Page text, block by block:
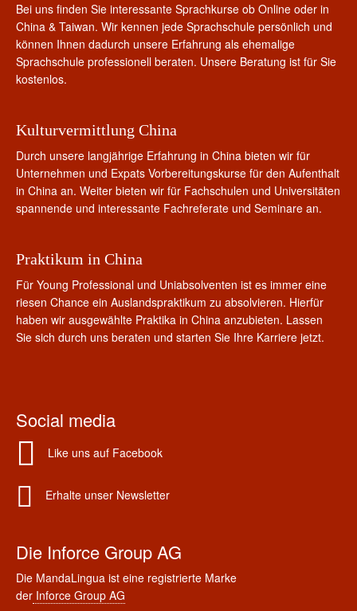
Bei uns finden Sie interessante Sprachkurse ob Online oder in
China & Taiwan. Wir kennen jede Sprachschule persönlich und
können Ihnen dadurch unsere Erfahrung als ehemalige
Sprachschule professionell beraten. Unsere Beratung ist für Sie
kostenlos.
Kulturvermittlung China
Durch unsere langjährige Erfahrung in China bieten wir für
Unternehmen und Expats Vorbereitungskurse für den Aufenthalt
in China an. Weiter bieten wir für Fachschulen und Universitäten
spannende und interessante Fachreferate und Seminare an.
Praktikum in China
Für Young Professional und Uniabsolventen ist es immer eine
riesen Chance ein Auslandspraktikum zu absolvieren. Hierfür
haben wir ausgewählte Praktika in China anzubieten. Lassen
Sie sich durch uns beraten und starten Sie Ihre Karriere jetzt.
Social media
Like uns auf Facebook
Erhalte unser Newsletter
Die Inforce Group AG
Die MandaLingua ist eine registrierte Marke
der Inforce Group AG